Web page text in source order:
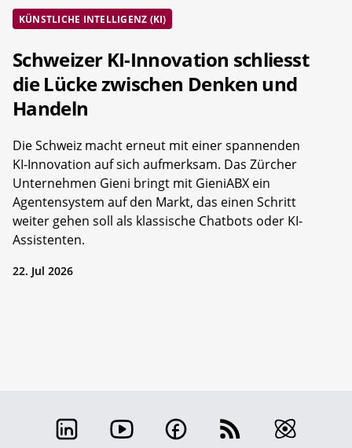
KÜNSTLICHE INTELLIGENZ (KI)
Schweizer KI-Innovation schliesst
die Lücke zwischen Denken und
Handeln
Die Schweiz macht erneut mit einer spannenden
KI-Innovation auf sich aufmerksam. Das Zürcher
Unternehmen Gieni bringt mit GieniABX ein
Agentensystem auf den Markt, das einen Schritt
weiter gehen soll als klassische Chatbots oder KI-
Assistenten.
22. Jul 2026